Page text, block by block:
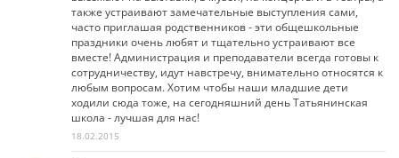
также устраивают замечательные выступления сами,
часто приглашая родственников - эти общешкольные
праздники очень любят и тщательно устраивают все
вместе! Администрация и преподаватели всегда готовы к
сотрудничеству, идут навстречу, внимательно относятся к
любым вопросам. Хотим чтобы наши младшие дети
ходили сюда тоже, на сегодняшний день Татьянинская
школа - лучшая для нас!
18.02.2015